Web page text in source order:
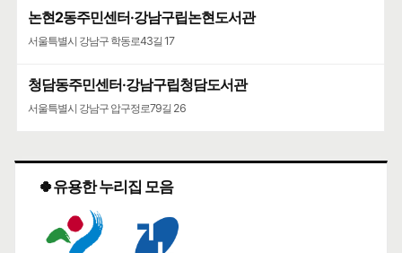
논현2동주민센터·강남구립논현도서관
서울특별시 강남구 학동로43길 17
청담동주민센터·강남구립청담도서관
서울특별시 강남구 압구정로79길 26
🍀유용한 누리집 모음